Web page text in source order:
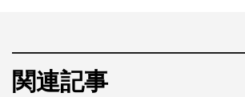
う病を抱えている。意識がなくなったり
関連記事